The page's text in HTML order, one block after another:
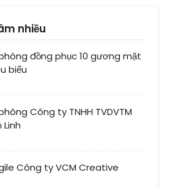
nhiều
đồng phục 10 gương mặt
biểu
Công ty TNHH TVDVTM
Linh
Công ty VCM Creative